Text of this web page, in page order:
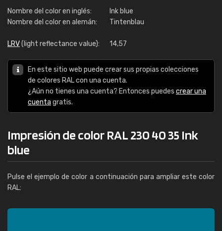
Nombre del color en inglés:
Ink blue
Nombre del color en alemán:
Tintenblau
LRV(light reflectance value): 14,57
En este sitio web puede crear sus propias colecciones
de colores RAL con una cuenta.
¿Aún no tienes una cuenta? Entonces puedes crear una
cuenta gratis.
Impresión de color RAL 230 40 35 Ink
blue
Pulse el ejemplo de color a continuación para ampliar este color
RAL: